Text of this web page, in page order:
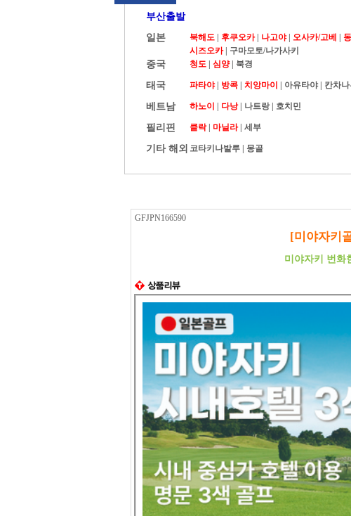
부산출발
일본
북해도 후쿠오카| 나고야| 오사카/고베
시즈오카| 구마모토/나가사키
중국 청도 심양| 북경
태국 파타야| 방콕 치앙마이 아유타야| 칸차나
베트남 하노이 다낭| 나트랑| 호치민
필리핀 클락| 마닐라| 세부
기타 해외 코타키나발루 몽골
GFJPN166590
[미야자키
미야자키 번화